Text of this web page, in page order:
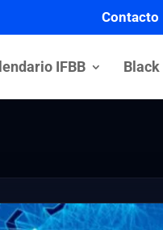
Contacto
IFBB Black